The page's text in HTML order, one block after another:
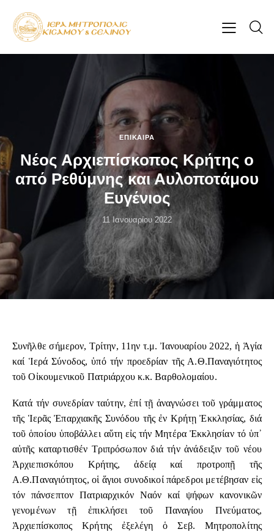
ΕΠΊΚΑΙΡΑ
Νέος Αρχιεπίσκοπος Κρήτης ο
από Ρεθύμνης και Αυλοποτάμου
Ευγένιος
11 Ιανουαρίου 2022
Συνῆλθε σήμερον, Τρίτην, 11ην τ.μ. Ἰανουαρίου 2022, ἡ Ἁγία
καί Ἱερά Σύνοδος, ὑπό τήν προεδρίαν τῆς Α.Θ.Παναγιότητος
τοῦ Οἰκουμενικοῦ Πατριάρχου κ.κ. Βαρθολομαίου.
Κατά τήν συνεδρίαν ταύτην, ἐπί τῇ ἀναγνώσει τοῦ γράμματος
τῆς Ἱερᾶς Ἐπαρχιακῆς Συνόδου τῆς ἐν Κρήτῃ Ἐκκλησίας, διά
τοῦ ὁποίου ὑποβάλλει αὕτη εἰς τήν Μητέρα Ἐκκλησίαν τό ὑπ᾽
αὐτῆς καταρτισθέν Τριπρόσωπον διά τήν ἀνάδειξιν τοῦ νέου
Ἀρχιεπισκόπου Κρήτης, ἀδείᾳ καί προτροπῇ τῆς
Α.Θ.Παναγιότητος, οἱ ἅγιοι συνοδικοί πάρεδροι μετέβησαν εἰς
τόν πάνσεπτον Πατριαρχικόν Ναόν καί ψήφων κανονικῶν
γενομένων τῇ ἐπικλήσει τοῦ Παναγίου Πνεύματος,
Ἀρχιεπίσκοπος Κρήτης ἐξελέγη ὁ Σεβ. Μητροπολίτης